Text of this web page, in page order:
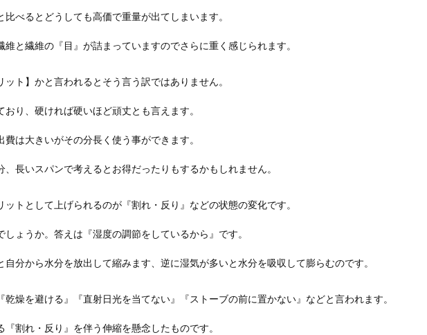
べるとどうしても高価で重量が出てしまいます。
と繊維の『目』が詰まっていますのでさらに重く感じられます。
ト】かと言われるとそう言う訳ではありません。
おり、硬ければ硬いほど頑丈とも言えます。
は大きいがその分長く使う事ができます。
長いスパンで考えるとお得だったりもするかもしれません。
トとして上げられるのが『割れ・反り』などの状態の変化です。
ょうか。答えは『湿度の調節をしているから』です。
自分から水分を放出して縮みます、逆に湿気が多いと水分を吸収して膨らむのです。
乾燥を避ける』『直射日光を当てない』『ストーブの前に置かない』などと言われます。
割れ・反り』を伴う伸縮を懸念したものです。